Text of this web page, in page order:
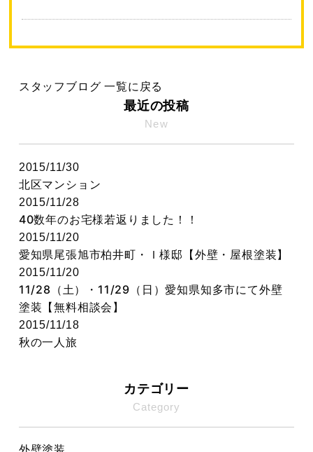
スタッフブログ 一覧に戻る
最近の投稿
New
2015/11/30
北区マンション
2015/11/28
40数年のお宅様若返りました！！
2015/11/20
愛知県尾張旭市柏井町・Ｉ様邸【外壁・屋根塗装】
2015/11/20
11/28（土）・11/29（日）愛知県知多市にて外壁
塗装【無料相談会】
2015/11/18
秋の一人旅
カテゴリー
Category